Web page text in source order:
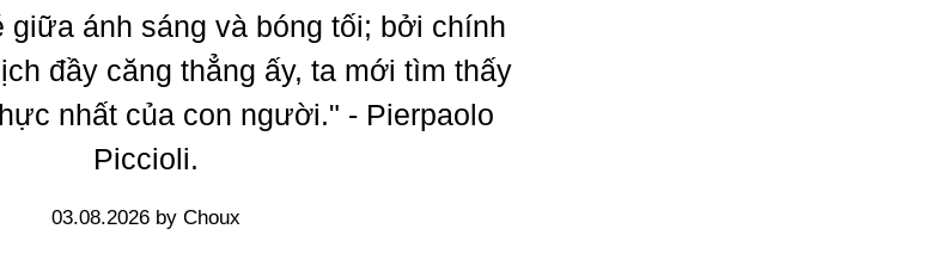
giữa ánh sáng và bóng tối; bởi chính
đầy căng thẳng ấy, ta mới tìm thấy
nhất của con người." - Pierpaolo
Piccioli.
03.08.2026 by Choux